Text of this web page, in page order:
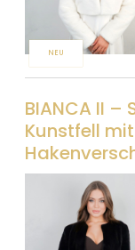
NEU
BIANCA II
Kunstfell